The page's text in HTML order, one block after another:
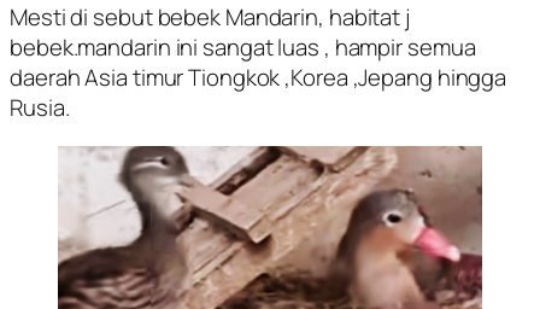
Mesti di sebut bebek Mandarin, habitat j
bebek.mandarin ini sangat luas , hampir semua
daerah Asia timur Tiongkok ,Korea ,Jepang hingga
Rusia.